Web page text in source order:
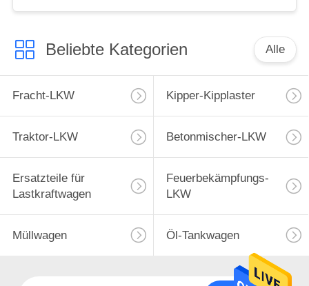
Beliebte Kategorien Alle
Fracht-LKW Kipper-Kipplaster
Traktor-LKW Betonmischer-LKW
Ersatzteile für
Lastkraftwagen
Feuerbekämpfungs-
LKW
Müllwagen Öl-Tankwagen